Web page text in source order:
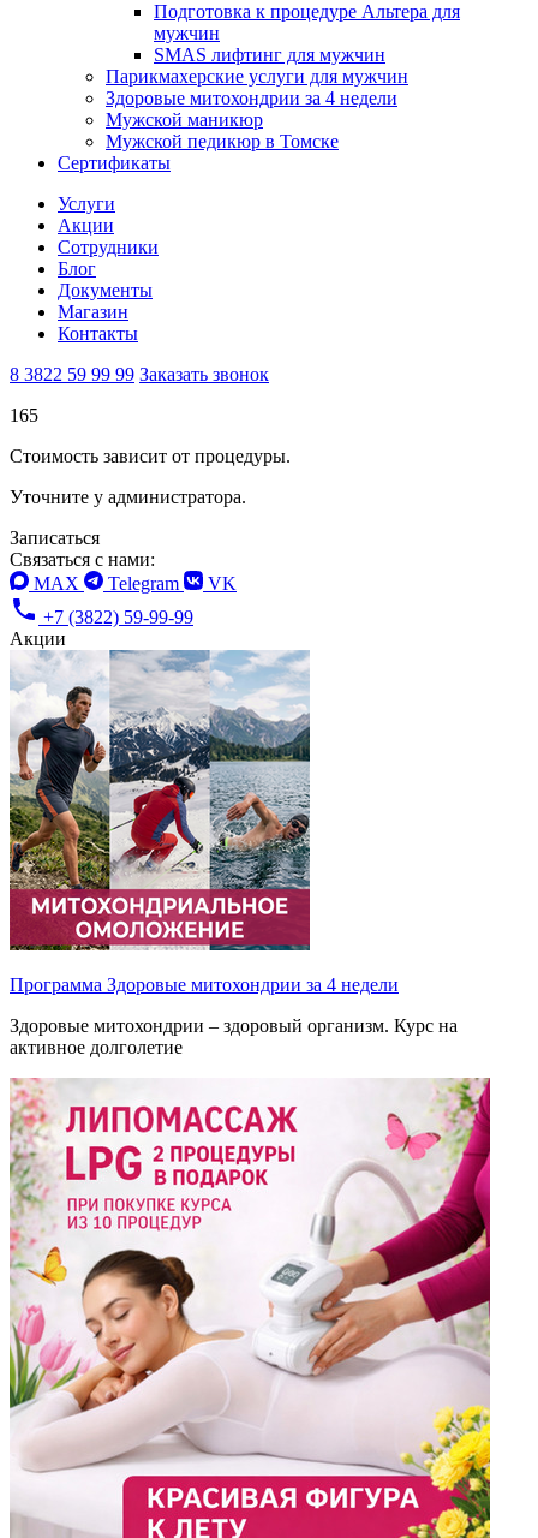
Подготовка к процедуре Альтера для
мужчин
SMAS лифтинг для мужчин
Парикмахерские услуги для мужчин
Здоровые митохондрии за 4 недели
Мужской маникюр
Мужской педикюр в Томске
Сертификаты
Услуги
Акции
Сотрудники
Блог
Документы
Магазин
Контакты
8 3822 59 99 99 Заказать звонок
165
Стоимость зависит от процедуры.
Уточните у администратора.
Записаться
Связаться с нами:
MAX
Telegram
VK
+7 (3822) 59-99-99
Акции
Программа Здоровые митохондрии за 4 недели
Здоровые митохондрии – здоровый организм. Курс на
активное долголетие